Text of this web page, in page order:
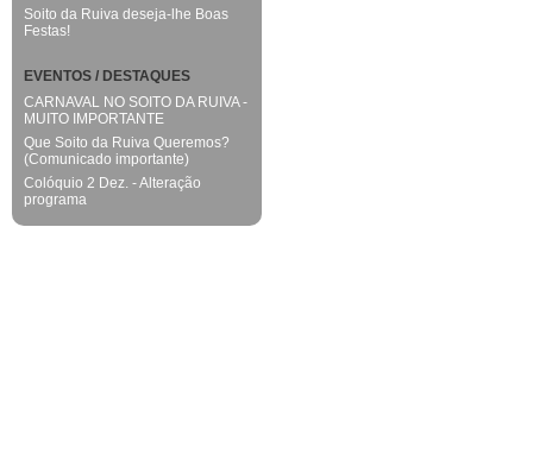
Soito da Ruiva deseja-lhe Boas
Festas!
EVENTOS / DESTAQUES
CARNAVAL NO SOITO DA RUIVA -
MUITO IMPORTANTE
Que Soito da Ruiva Queremos?
(Comunicado importante)
Colóquio 2 Dez. - Alteração
programa